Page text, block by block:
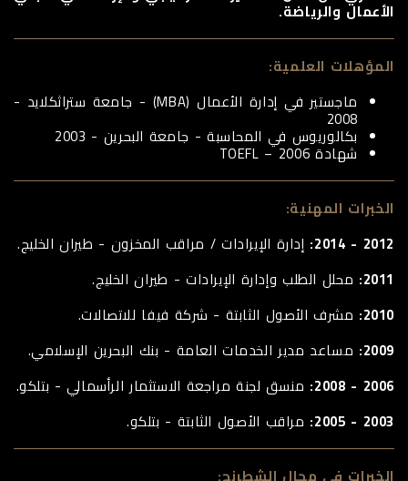
الأعمال والرياضة.
المؤهلات العلمية:
ماجستير في إدارة الأعمال (MBA) - جامعة ستراثكلايد -
2008
بكالوريوس في المحاسبة - جامعة البحرين - 2003
شهادة TOEFL – 2006
الخبرات المهنية:
2012 - 2014:
إدارة الإيرادات / مراقب المخزون - طيران الخليج.
2011: محلل الطلب وإدارة الإيرادات - طيران الخليج.
2010: مشرف الأصول الثابتة - شركة فيفا للاتصالات.
2009: مساعد مدير الخدمات العامة - بنك البحرين الإسلامي.
2006 - 2008:
منسق لجنة مراجعة الاستثمار الرأسمالي - بتلكو.
2003 - 2005:
مراقب الأصول الثابتة - بتلكو.